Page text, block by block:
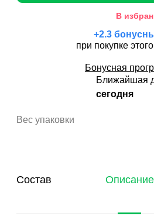
Вес упаковки
В
+2.3
при покупке
Бонусная
Ближайшая
сегодня
Состав Описание